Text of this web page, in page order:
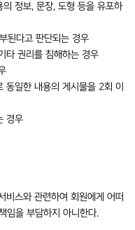
정보, 문장, 도형 등을 유포하
된다고 판단되는 경우
타 권리를 침해하는 경우
일한 내용의 게시물을 2회 이
경우
비스와 관련하여 회원에게 어떠
임을 부담하지 아니한다.